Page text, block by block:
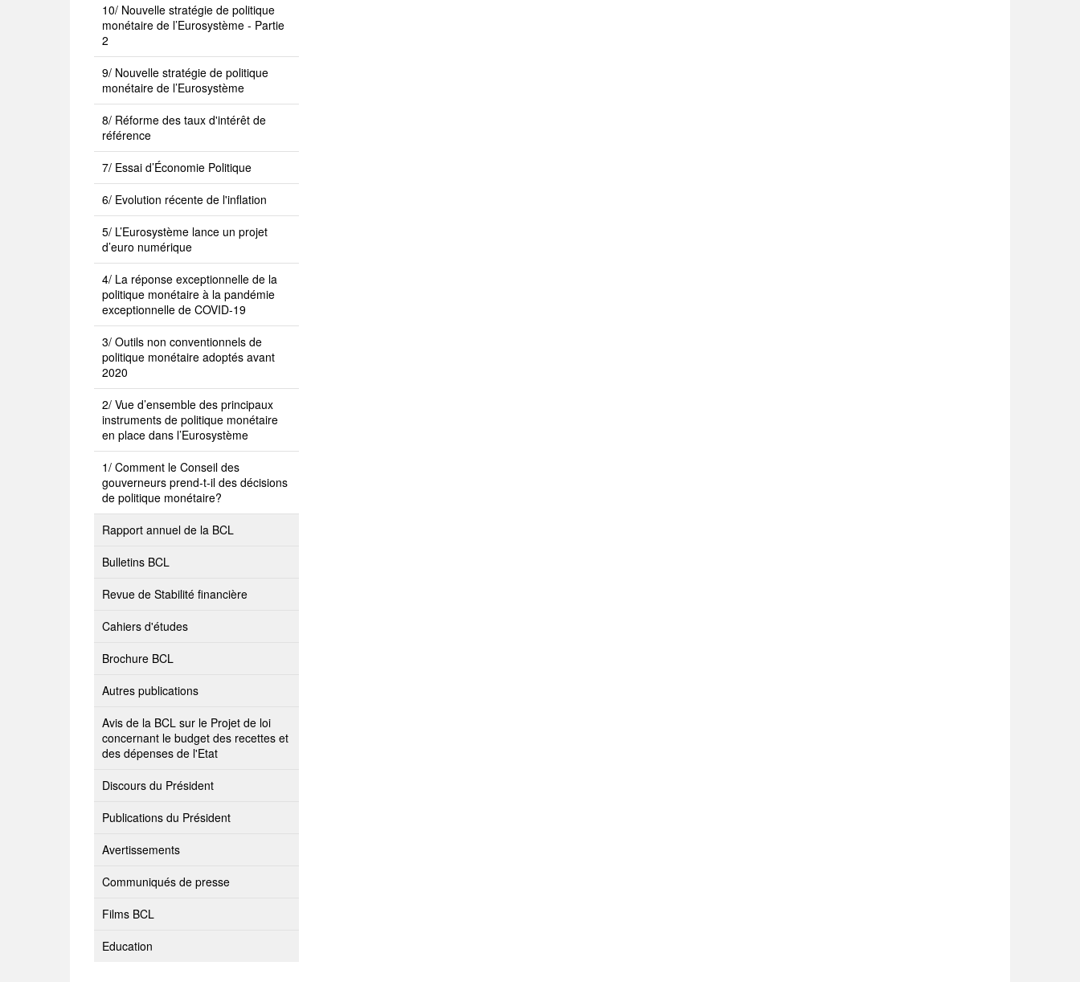
10/ Nouvelle stratégie de politique
monétaire de l’Eurosystème - Partie
2
9/ Nouvelle stratégie de politique
monétaire de l’Eurosystème
8/ Réforme des taux d'intérêt de
référence
7/ Essai d’Économie Politique
6/ Evolution récente de l'inflation
5/ L’Eurosystème lance un projet
d’euro numérique
4/ La réponse exceptionnelle de la
politique monétaire à la pandémie
exceptionnelle de COVID-19
3/ Outils non conventionnels de
politique monétaire adoptés avant
2020
2/ Vue d’ensemble des principaux
instruments de politique monétaire
en place dans l’Eurosystème
1/ Comment le Conseil des
gouverneurs prend-t-il des décisions
de politique monétaire?
Rapport annuel de la BCL
Bulletins BCL
Revue de Stabilité financière
Cahiers d'études
Brochure BCL
Autres publications
Avis de la BCL sur le Projet de loi
concernant le budget des recettes et
des dépenses de l'Etat
Discours du Président
Publications du Président
Avertissements
Communiqués de presse
Films BCL
Education